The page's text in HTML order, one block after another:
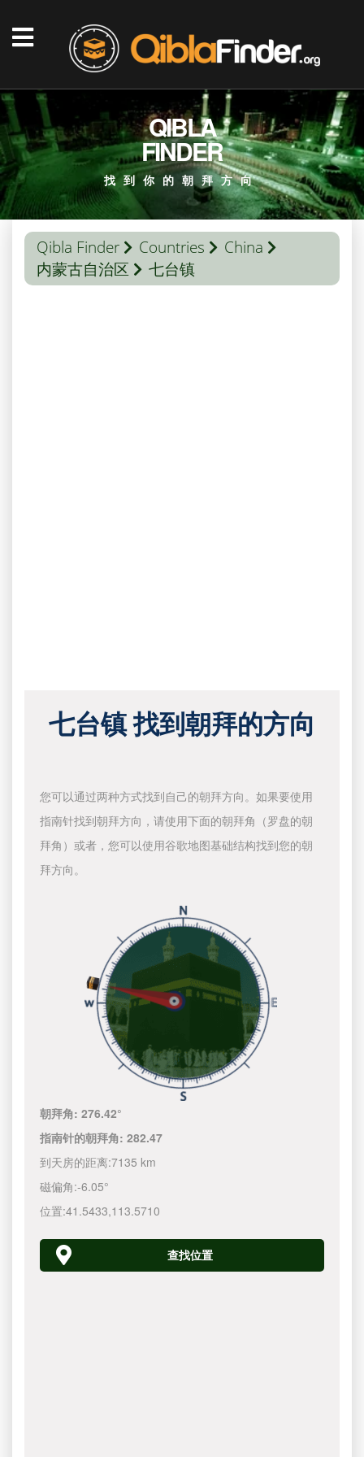
QIBLA
FINDER
找到你的朝拜方向
Qibla Finder Countries
China
内蒙古自治区
七台镇
七台镇 找到朝拜的方向
您可以通过两种方式找到自己的朝拜方向。如果要使用
指南针找到朝拜方向，请使用下面的朝拜角（罗盘的朝
拜角）或者，您可以使用谷歌地图基础结构找到您的朝
拜方向。
朝拜角:276.42°
指南针的朝拜角:282.47
到天房的距离:7135 km
磁偏角:-6.05°
位置:41.5433,113.5710
查找位置